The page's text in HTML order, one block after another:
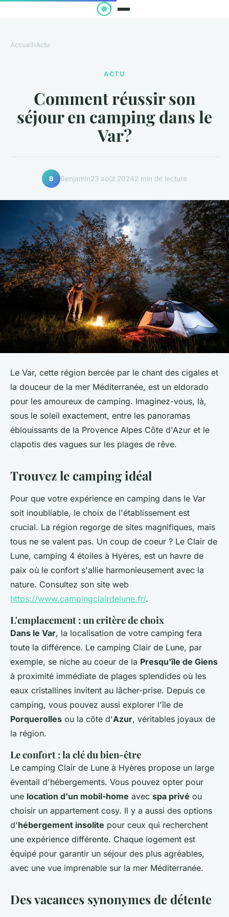
Accueil›Actu
ACTU
Comment réussir son
séjour en camping dans le
Var?
B Benjamin23 août 20242 min de lecture
Le Var, cette région bercée par le chant des cigales et
la douceur de la mer Méditerranée, est un eldorado
pour les amoureux de camping. Imaginez-vous, là,
sous le soleil exactement, entre les panoramas
éblouissants de la Provence Alpes Côte d'Azur et le
clapotis des vagues sur les plages de rêve.
Trouvez le camping idéal
Pour que votre expérience en camping dans le Var
soit inoubliable, le choix de l'établissement est
crucial. La région regorge de sites magnifiques, mais
tous ne se valent pas. Un coup de coeur ? Le Clair de
Lune, camping 4 étoiles à Hyères, est un havre de
paix où le confort s'allie harmonieusement avec la
nature. Consultez son site web
https://www.campingclairdelune.fr/.
L'emplacement : un critère de choix
Dans le Var, la localisation de votre camping fera
toute la différence. Le camping Clair de Lune, par
exemple, se niche au coeur de la Presqu'île de Giens
à proximité immédiate de plages splendides où les
eaux cristallines invitent au lâcher-prise. Depuis ce
camping, vous pouvez aussi explorer l'île de
Porquerolles ou la côte d'Azur, véritables joyaux de
la région.
Le confort : la clé du bien-être
Le camping Clair de Lune à Hyères propose un large
éventail d'hébergements. Vous pouvez opter pour
une location d'un mobil-home avec spa privé ou
choisir un appartement cosy. Il y a aussi des options
d'hébergement insolite pour ceux qui recherchent
une expérience différente. Chaque logement est
équipé pour garantir un séjour des plus agréables,
avec une vue imprenable sur la mer Méditerranée.
Des vacances synonymes de détente